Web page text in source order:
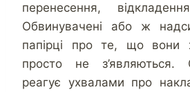
перенесення,
Обвинувачені або ж
папірці про те, що вони
просто не з’являються.
реагує ухвалами про